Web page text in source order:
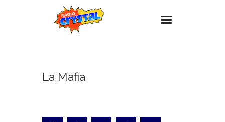
Estaciones
Promociones
La Mafia